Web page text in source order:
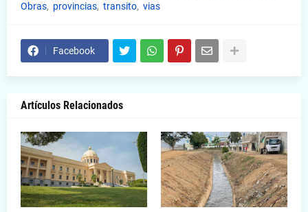
Obras
provincias transito vias
Facebook
Artículos Relacionados